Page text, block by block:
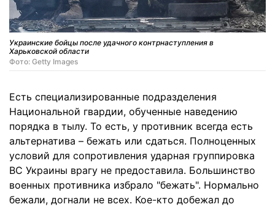
Украинские бойцы после удачного контрнаступления в
Харьковской области
Фото: Getty Images
Есть специализированные подразделения
Национальной гвардии, обученные наведению
порядка в тылу. То есть, у противник всегда есть
альтернатива – бежать или сдаться. Полноценных
условий для сопротивления ударная группировка
ВС Украины врагу не предоставила. Большинство
военных противника избрало "бежать". Нормально
бежали, догнали не всех. Кое-кто добежал до